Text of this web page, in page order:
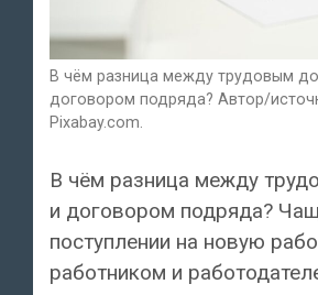
В чём разница между трудовым
договором подряда? Автор/
Pixabay.com.
В чём разница между
и договором подряда?
поступлении на новую
работником и